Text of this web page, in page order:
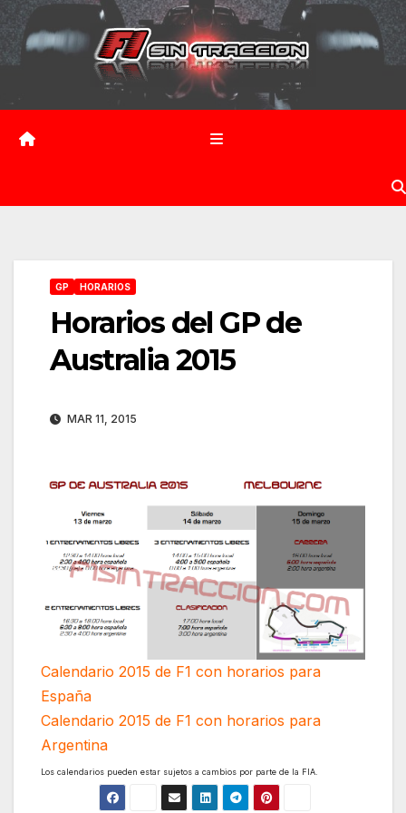
Saltar
contenido
GP HORARIOS
Horarios del GP de
Australia 2015
MAR 11, 2015
Calendario 2015 de F1 con horarios para
España
Calendario 2015 de F1 con horarios para
Argentina
Los calendarios pueden estar sujetos a cambios por parte de la FIA.